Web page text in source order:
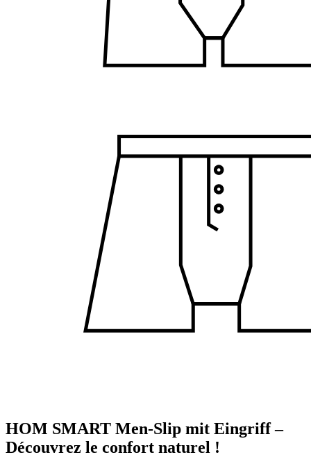
HOM SMART Men-Slip mit Eingriff –
Découvrez le confort naturel !